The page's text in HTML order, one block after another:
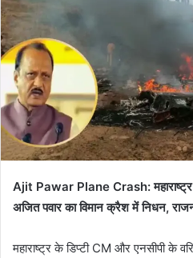
Ajit Pawar Plane Crash:
अजित पवार का विमान क्रैश में निधन,
महाराष्ट्र के डिप्टी CM और एनसीपी के